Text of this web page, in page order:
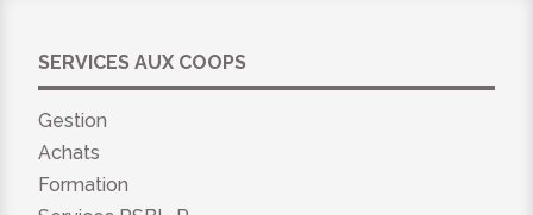
SERVICES AUX COOPS
Gestion
Achats
Formation